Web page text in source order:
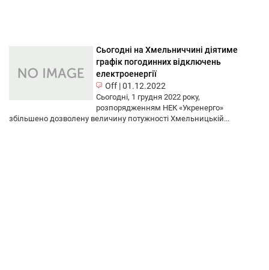
Сьогодні на Хмельниччині діятиме
графік погодинних відключень
електроенергії
Off |01.12.2022
Сьогодні, 1 грудня 2022 року,
розпорядженням НЕК «Укренерго»
збільшено дозволену величину потужності Хмельницькій...